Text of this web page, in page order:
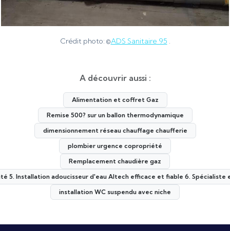
Crédit photo: ©ADS Sanitaire 95 .
A découvrir aussi :
Alimentation et coffret Gaz
Remise 500? sur un ballon thermodynamique
dimensionnement réseau chauffage chaufferie
plombier urgence copropriété
Remplacement chaudière gaz
adoucisseur d'eau Altech efficace et fiable 6.
installation WC suspendu avec niche